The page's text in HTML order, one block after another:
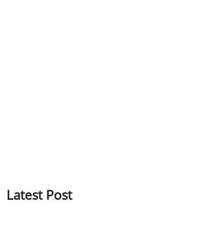
Latest Post